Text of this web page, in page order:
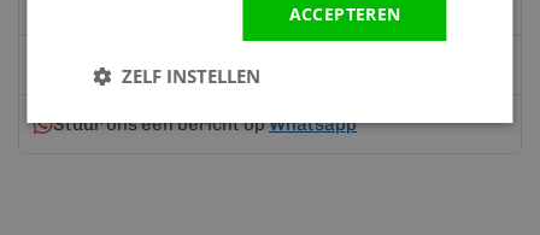
Mailinfo@kunststofbouwmateriaal.nl
Stuur ons een bericht opWhatsapp
ACCEPTEREN
ZELF INSTELLEN